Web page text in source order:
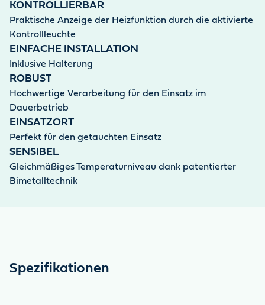
KONTROLLIERBAR
Praktische Anzeige der Heizfunktion durch die aktivierte
Kontrollleuchte
EINFACHE INSTALLATION
Inklusive Halterung
ROBUST
Hochwertige Verarbeitung für den Einsatz im
Dauerbetrieb
EINSATZORT
Perfekt für den getauchten Einsatz
SENSIBEL
Gleichmäßiges Temperaturniveau dank patentierter
Bimetalltechnik
Spezifikationen